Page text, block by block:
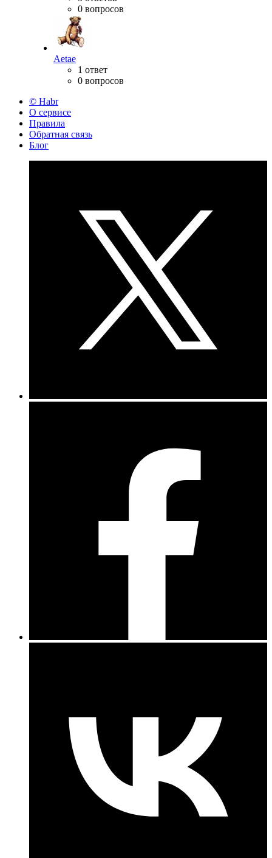
0 вопросов
Aetae
1 ответ
0 вопросов
© Habr
О сервисе
Правила
Обратная связь
Блог